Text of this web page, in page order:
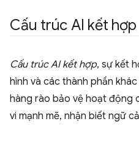
Cấu trúc AI kết hợp
Cấu trúc AI kết hợp, sự kết
hình và các thành phần
hàng rào bảo vệ hoạt động
vi mạnh mẽ, nhận biết ngữ